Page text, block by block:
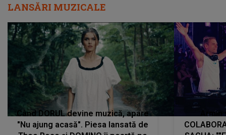
LANSĂRI MUZICALE
Când DORUL devine muzică, apare
"Nu ajung acasă". Piesa lansată de